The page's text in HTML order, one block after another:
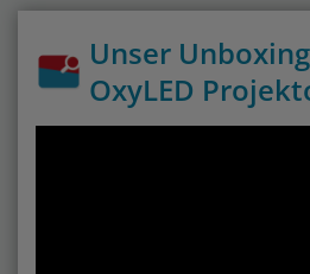
Unser
OxyLED